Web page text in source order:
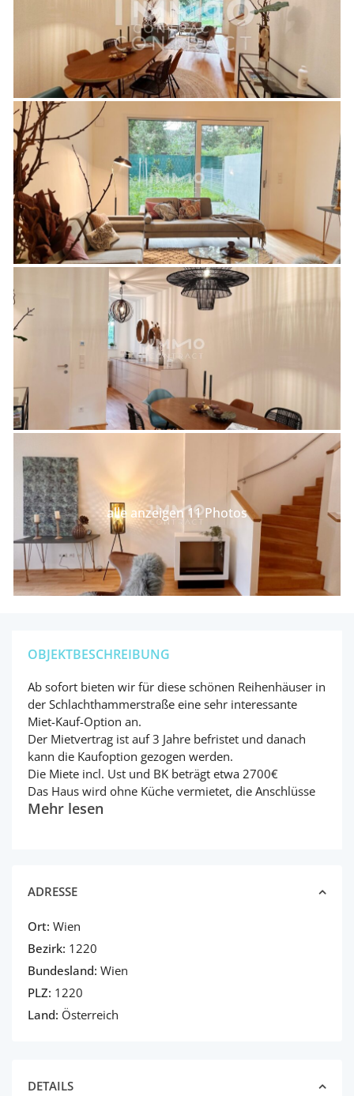
alle anzeigen 11 Photos
OBJEKTBESCHREIBUNG
Ab sofort bieten wir für diese schönen Reihenhäuser in
der Schlachthammerstraße eine sehr interessante
Miet-Kauf-Option an.
Der Mietvertrag ist auf 3 Jahre befristet und danach
kann die Kaufoption gezogen werden.
Die Miete incl. Ust und BK beträgt etwa 2700€
Das Haus wird ohne Küche vermietet, die Anschlüsse
Mehr lesen
ADRESSE
Ort: Wien
Bezirk: 1220
Bundesland: Wien
PLZ: 1220
Land: Österreich
DETAILS